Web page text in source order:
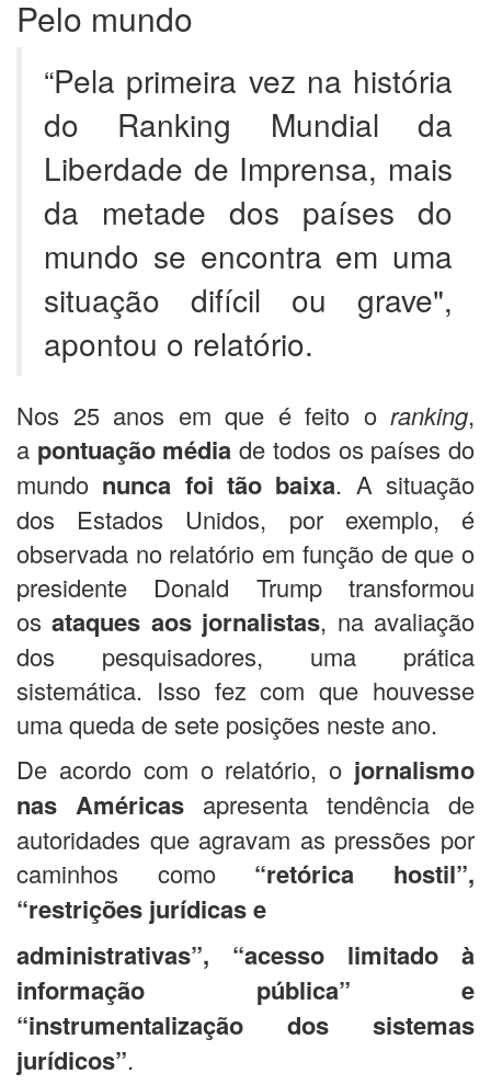
Pelo mundo
“Pela primeira vez na história
do Ranking Mundial da
Liberdade de Imprensa, mais
da metade dos países do
mundo se encontra em uma
situação difícil ou grave",
apontou o relatório.
Nos 25 anos em que é feito o ranking,
a pontuação médiade todos os países do
mundo nunca foi tão baixa. A situação
dos Estados Unidos, por exemplo, é
observada no relatório em função de que o
presidente Donald Trump transformou
osataques aos jornalistas, na avaliação
dos pesquisadores, uma prática
sistemática. Isso fez com que houvesse
uma queda de sete posições neste ano.
De acordo com o relatório, o jornalismo
nas Américas apresenta tendência de
autoridades que agravam as pressões por
caminhos como“retórica hostil”,
“restrições jurídicas e
administrativas”, “acesso limitado à
informação pública” e
“instrumentalização dos sistemas
jurídicos”.